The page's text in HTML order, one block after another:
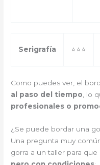
Serigrafía ⭐⭐⭐
Como puedes ver, el
al paso del tiempo , lo
profesionales o
¿Se puede bordar una
Una pregunta muy
gorra a un taller para que